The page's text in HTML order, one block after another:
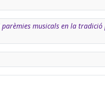
musicals en la